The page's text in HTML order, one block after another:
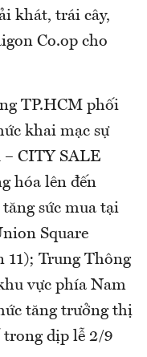
khát, trái cây,
Co.op cho
TP.HCM phối
khai mạc sự
CITY SALE
hóa lên đến
sức mua tại
Square
11); Trung Thông
vực phía Nam
tăng trưởng thị
trong dịp lễ 2/9